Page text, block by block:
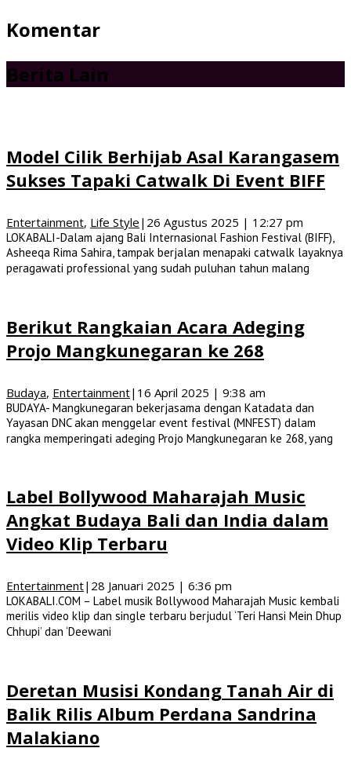
Komentar
Berita Lain
Model Cilik Berhijab Asal Karangasem
Sukses Tapaki Catwalk Di Event BIFF
Entertainment, Life Style | 26 Agustus 2025 | 12:27 pm
LOKABALI-Dalam ajang Bali Internasional Fashion Festival (BIFF),
Asheeqa Rima Sahira, tampak berjalan menapaki catwalk layaknya
peragawati professional yang sudah puluhan tahun malang
Berikut Rangkaian Acara Adeging
Projo Mangkunegaran ke 268
Budaya, Entertainment| 16 April 2025 | 9:38 am
BUDAYA- Mangkunegaran bekerjasama dengan Katadata dan
Yayasan DNC akan menggelar event festival (MNFEST) dalam
rangka memperingati adeging Projo Mangkunegaran ke 268, yang
Label Bollywood Maharajah Music
Angkat Budaya Bali dan India dalam
Video Klip Terbaru
Entertainment| 28 Januari 2025 | 6:36 pm
LOKABALI.COM – Label musik Bollywood Maharajah Music kembali
merilis video klip dan single terbaru berjudul ‘Teri Hansi Mein Dhup
Chhupi’ dan ‘Deewani
Deretan Musisi Kondang Tanah Air di
Balik Rilis Album Perdana Sandrina
Malakiano